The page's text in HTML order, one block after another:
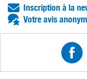
Inscription à la
Votre avis